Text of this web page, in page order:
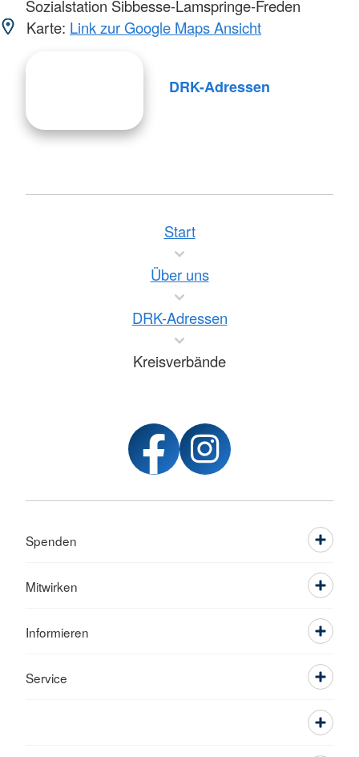
Sozialstation Sibbesse-Lamspringe-Freden
Karte: Link zur Google Maps Ansicht
DRK-Adressen
Start
Über uns
DRK-Adressen
Kreisverbände
Spenden
Mitwirken
Informieren
Service